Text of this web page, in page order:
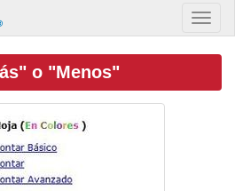
o "Menos"